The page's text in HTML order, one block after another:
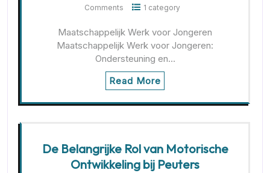
Comments
1 category
Maatschappelijk Werk voor Jongeren
Maatschappelijk Werk voor Jongeren:
Ondersteuning en…
Read More
De Belangrijke Rol van Motorische
Ontwikkeling bij Peuters